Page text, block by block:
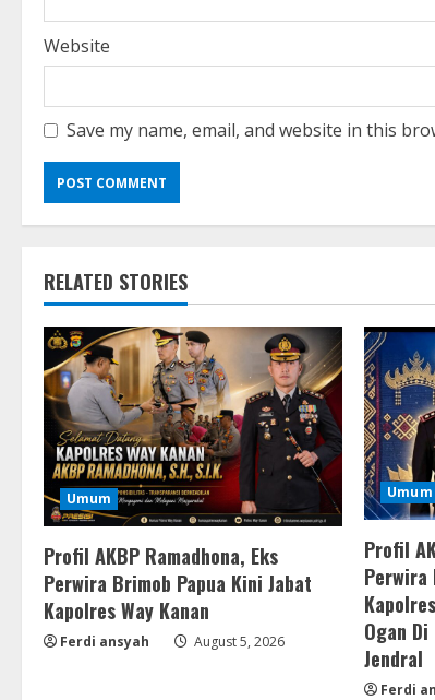
Website
Save my name, email, and website in this
RELATED STORIES
Umum
Profil AKBP Ramadhona, Eks
Perwira Brimob Papua Kini Jabat
Kapolres Way Kanan
Ferdi ansyah August 5, 2026
Umum
Profil
Perwira
Ogan
Jendral
Ferdi